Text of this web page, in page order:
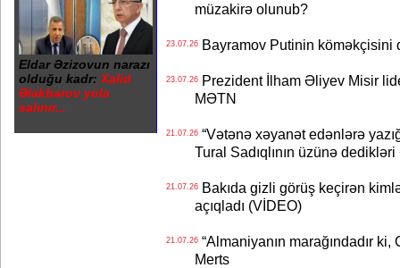
Eldar Əzizovun narazı
olduğu kadr: Xalid
Ələkbərov yola
salınır...
müzakirə olunub?
23.07.26Bayramov Putinin köməkçisini
23.07.26Prezident İlham Əliyev Misir
MƏTN
21.07.26“Vətənə xəyanət edənlərə
Tural Sadıqlının üzünə
21.07.26Bakıda gizli görüş keçirən
açıqladı (VİDEO)
21.07.26“Almaniyanın marağındadır
Merts